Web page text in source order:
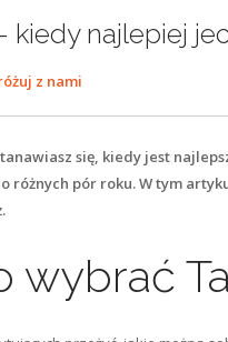
kiedy najlepiej
z nami
się, kiedy jest
różnych pór roku. W tym
wybrać